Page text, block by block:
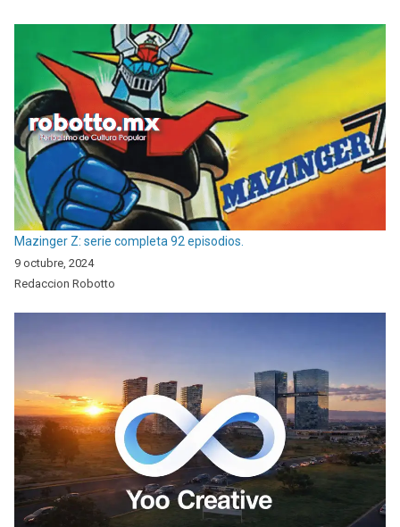
Mazinger Z: serie completa 92 episodios.
9 octubre, 2024
Redaccion Robotto